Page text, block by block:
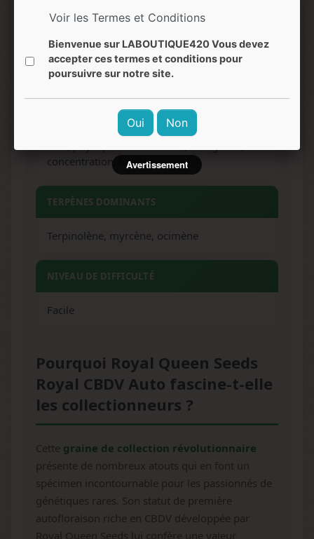
SAVEURS
Douces, fruitées, notes herbacées,
légèrement sucrées
concentration, lucide
TERPÈNES DOMINANTS
Terpinolène, myrcène, ocimène
NIVEAU DE DIFFICULTÉ
Facile
Pourquoi Royal Queen Seeds
Royal CBDV Auto fascine-t-elle
les collectionneurs ?
Cette graine de collection révolutionnaire
présente de nombreux atouts qui en font un
spécimen incontournable pour les passionnés de
génétiques rares. Son statut de première
autofloraison riche en CBDV développée par
Royal Queen Seeds lui confère une valeur
Voir les Termes et Conditions
Bienvenue sur LABOUTIQUE420 Vous devez
accepter ces termes et conditions pour
poursuivre sur notre site.
Oui Non
Avertissement